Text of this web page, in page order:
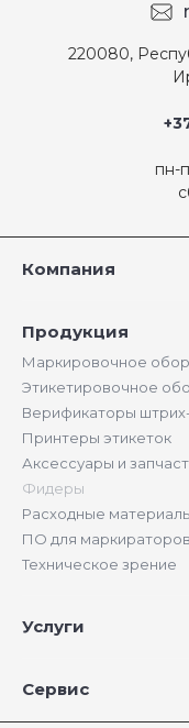
220080,
пн-
Компания
Продукция
Маркировочное
Этикетировочное
Верификаторы
Принтеры этикеток
Аксессуары и
Фидеры
Расходные
ПО для маркираторов
Техническое зрение
Услуги
Сервис